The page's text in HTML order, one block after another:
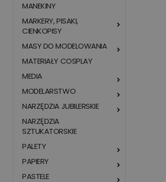
MANEKINY
MARKERY, PISAKI,
CIENKOPISY
MASY DO MODELOWANIA
MATERIAŁY COSPLAY
MEDIA
MODELARSTWO
NARZĘDZIA JUBILERSKIE
NARZĘDZIA
SZTUKATORSKIE
PALETY
PAPIERY
PASTELE